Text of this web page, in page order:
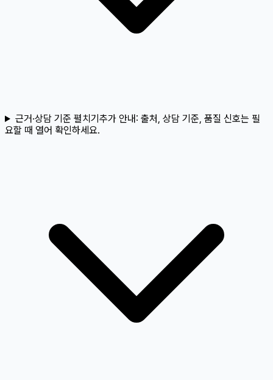
근거·상담 기준 펼치기추가 안내: 출처, 상담 기준, 품질 신호는 필
요할 때 열어 확인하세요.